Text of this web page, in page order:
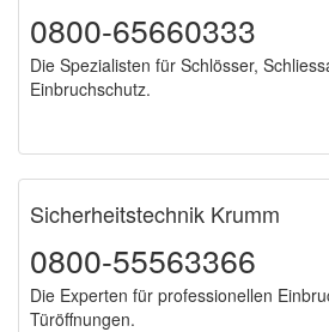
0800-65660333
Die Spezialisten für Schlösser,
Einbruchschutz.
Sicherheitstechnik Krumm
0800-55563366
Die Experten für professionellen
Türöffnungen.